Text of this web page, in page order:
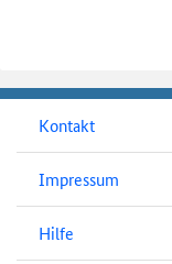
Kontakt
Impressum
Hilfe